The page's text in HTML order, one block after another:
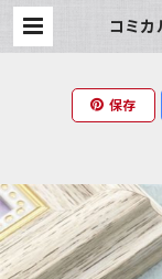
コミ
保存